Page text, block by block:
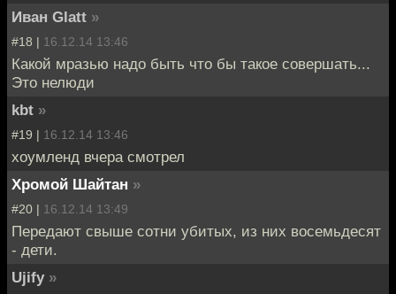
Иван Glatt »
#18 | 16.12.14 13:46
Какой мразью надо быть что бы такое совершать...
Это нелюди
kbt »
#19 | 16.12.14 13:46
хоумленд вчера смотрел
Хромой Шайтан »
#20 | 16.12.14 13:49
Передают свыше сотни убитых, из них восемьдесят
- дети.
Ujify »